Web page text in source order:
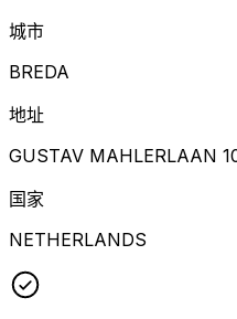
城市
BREDA
地址
GUSTAV MAHLERLAAN
国家
NETHERLANDS